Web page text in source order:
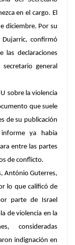
en el cargo. El
diciembre. Por su
Dujarric, confirmó
las declaraciones
general
sobre la violencia
que suele
de su publicación
ya había
entre las partes
de conflicto.
António Guterres,
lo que calificó de
parte de Israel
de violencia en la
consideradas
indignación en